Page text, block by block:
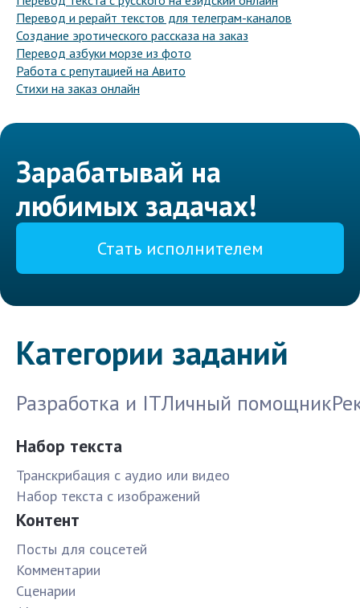
Перевод и рерайт текстов для телеграм-каналов
Создание эротического рассказа на заказ
Перевод азбуки морзе из фото
Работа с репутацией на Авито
Стихи на заказ онлайн
Зарабатывай на
любимых задачах!
Стать исполнителем
Категории заданий
Разработка и ITЛичный помощник
Набор текста
Транскрибация с аудио или видео
Набор текста с изображений
Контент
Посты для соцсетей
Комментарии
Сценарии